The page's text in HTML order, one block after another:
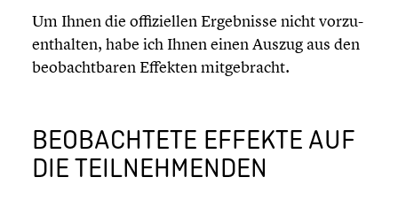
Um Ihnen die offizi­el­len Ergeb­nisse nicht vorzu­
ent­hal­ten, habe ich Ihnen einen Auszug aus den
beobacht­ba­ren Effekten mitge­bracht.
BEOBACH­TETE EFFEKTE AUF
DIE TEILNEH­MEN­DEN